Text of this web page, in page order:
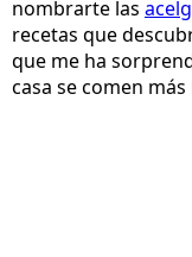
nombrarte las
recetas que
que me ha
casa se comen